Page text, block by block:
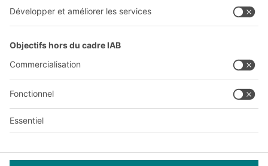
ABIT O
YOUR LIFE.
03 870 99 00
© 2026 BITO-Lagertechnik Bittmann GmbH
Cette offre est destinée à l'industrie, à l'artisanat, au
commerce et aux professions libérales pour une utilisation